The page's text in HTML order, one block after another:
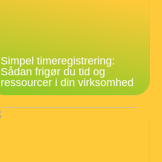
Simpel timeregistrering:
Sådan frigør du tid og
ressourcer i din virksomhed